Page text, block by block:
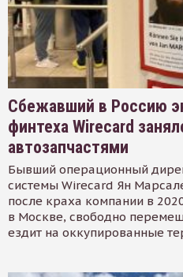
Сбежавший в Россию
финтеха Wirecard
автозапчастями
Бывший операционный
системы Wirecard Ян
после краха компании в
в Москве, свободно
ездит на оккупированные